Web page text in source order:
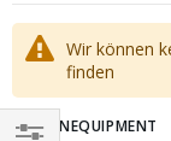
Wir können
finden
KÜCHENEQUIPMENT